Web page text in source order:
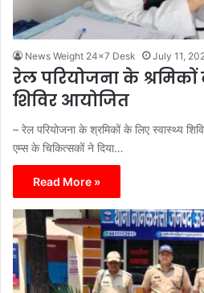
News Weight 24x7 Desk July 11,
रेल परियोजना के श्रमिकों
शिविर आयोजित
– रेल परियोजना के श्रमिकों के लिए स्वास्थ्य
एम्स के चिकित्सकों ने दिया…
Read More »